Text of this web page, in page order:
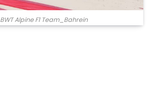
BWT Alpine F1 Team_Bahrein